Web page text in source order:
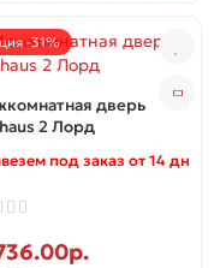
-31%
дверь
2 Лорд
под заказ от 14 дней